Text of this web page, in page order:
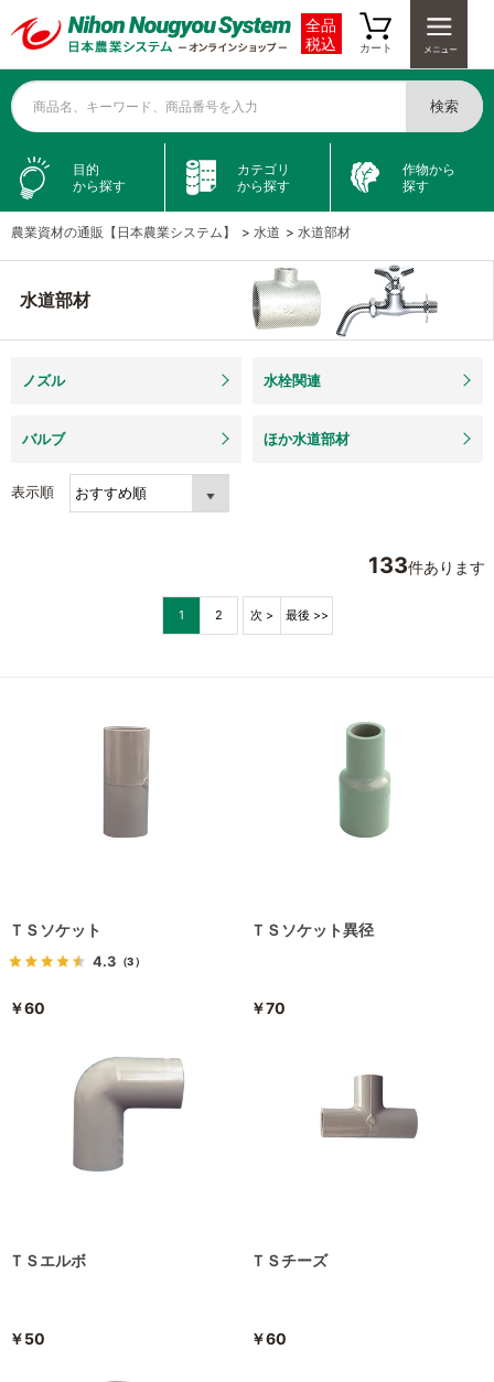
全品
税込
カート
商品名、キーワード、商品番号を入力 検索
目的
から探す
カテゴリ
から探す
作物から
探す
農業資材の通販【日本農業システム】 > 水道 > 水道部材
水道部材
ノズル 水栓関連
バルブ ほか水道部材
表示順
133件あります
1 2 次 > 最後 >>
ＴＳソケット
4.3 （3）
￥60
ＴＳソケット異径
￥70
ＴＳエルボ
￥50
ＴＳチーズ
￥60